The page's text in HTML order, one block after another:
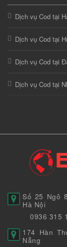
Dịch vụ Cod tại
Dịch vụ Cod tại
Dịch vụ Cod tại
Dịch vụ Cod tại
Số 25 Ngõ
Hà Nội
0936 315
174 Hàn
Nẵng